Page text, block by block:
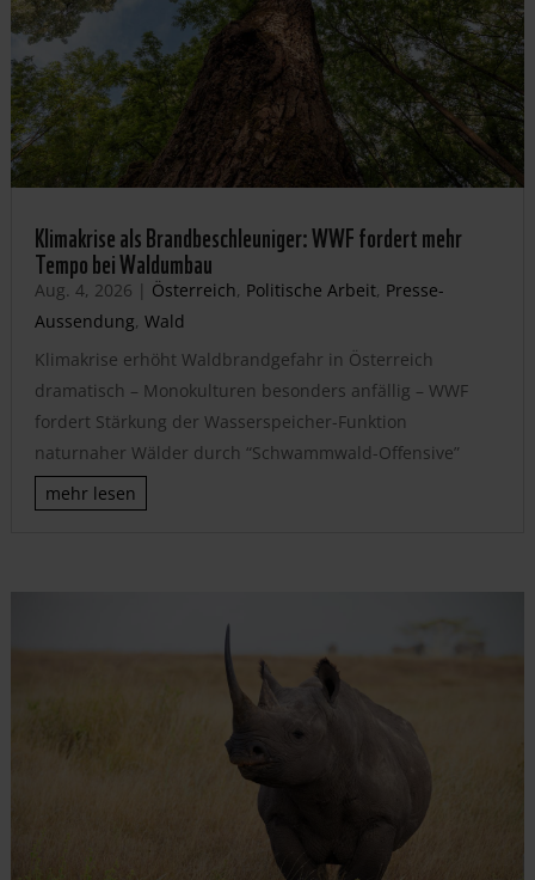
Klimakrise als Brandbeschleuniger: WWF fordert mehr
Tempo bei Waldumbau
Aug. 4, 2026 | Österreich, Politische Arbeit, Presse-
Aussendung, Wald
Klimakrise erhöht Waldbrandgefahr in Österreich
dramatisch – Monokulturen besonders anfällig – WWF
fordert Stärkung der Wasserspeicher-Funktion
naturnaher Wälder durch “Schwammwald-Offensive”
mehr lesen